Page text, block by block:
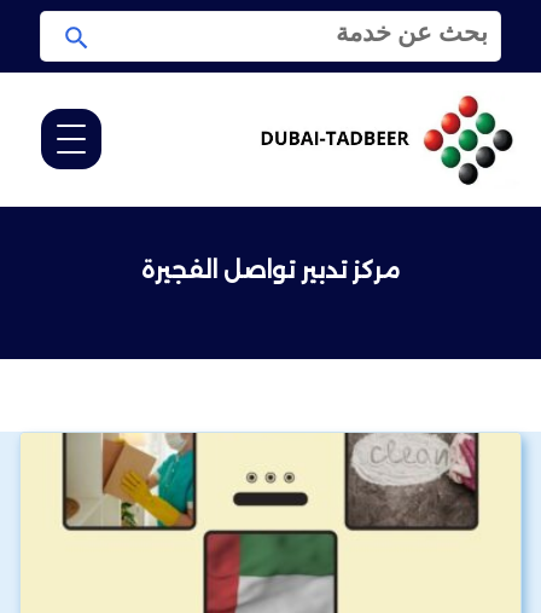
ب
ث
ع
:
ب
ح
ث
مركز تدبير تواصل الفجيرة